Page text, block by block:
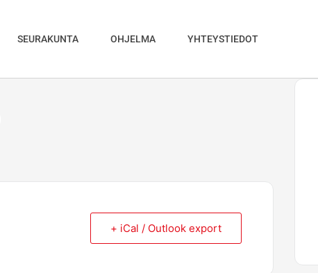
SEURAKUNTA OHJELMA YHTEYSTIEDOT
+ iCal / Outlook export